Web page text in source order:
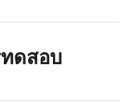
ดสอบ